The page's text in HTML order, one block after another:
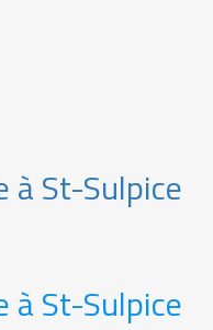
à St-Sulpice
à St-Sulpice